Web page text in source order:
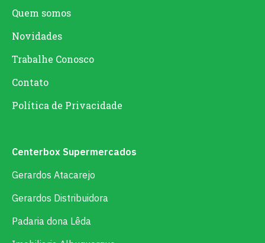
Quem somos
Novidades
Trabalhe Conosco
Contato
Política de Privacidade
Centerbox Supermercados
Gerardos Atacarejo
Gerardos Distribuidora
Padaria dona Lêda